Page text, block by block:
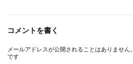
コメントを書く
メールアドレスが公開されることはありません。
です